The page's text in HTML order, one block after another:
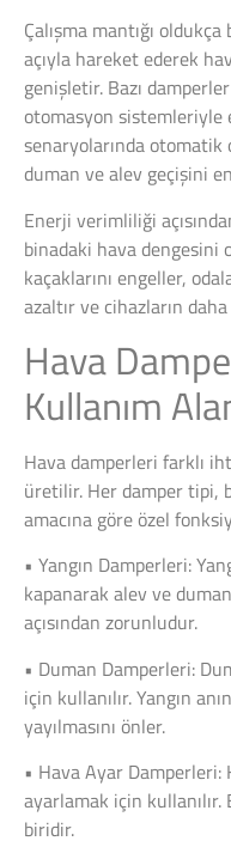
Çalışma mantığı
açıyla hareket ederek
genişletir. Bazı
otomasyon sistemleriyle
senaryolarında otomatik
duman ve alev geçişini
Enerji verimliliği
binadaki hava dengesini
kaçaklarını engeller,
azaltır ve cihazların
Hava
Kullanım
Hava damperleri farklı
üretilir. Her damper tipi,
amacına göre özel
• Yangın Damperleri:
kapanarak alev ve
açısından zorunludur.
• Duman Damperleri:
için kullanılır. Yangın
yayılmasını önler.
• Hava Ayar Damperleri:
ayarlamak için
biridir.